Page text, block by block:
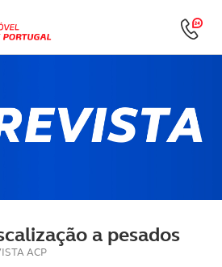
a pesados
ACP